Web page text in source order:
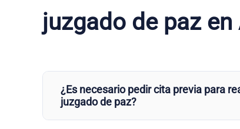
juzgado de paz
¿Es necesario pedir cita previa para
juzgado de paz?